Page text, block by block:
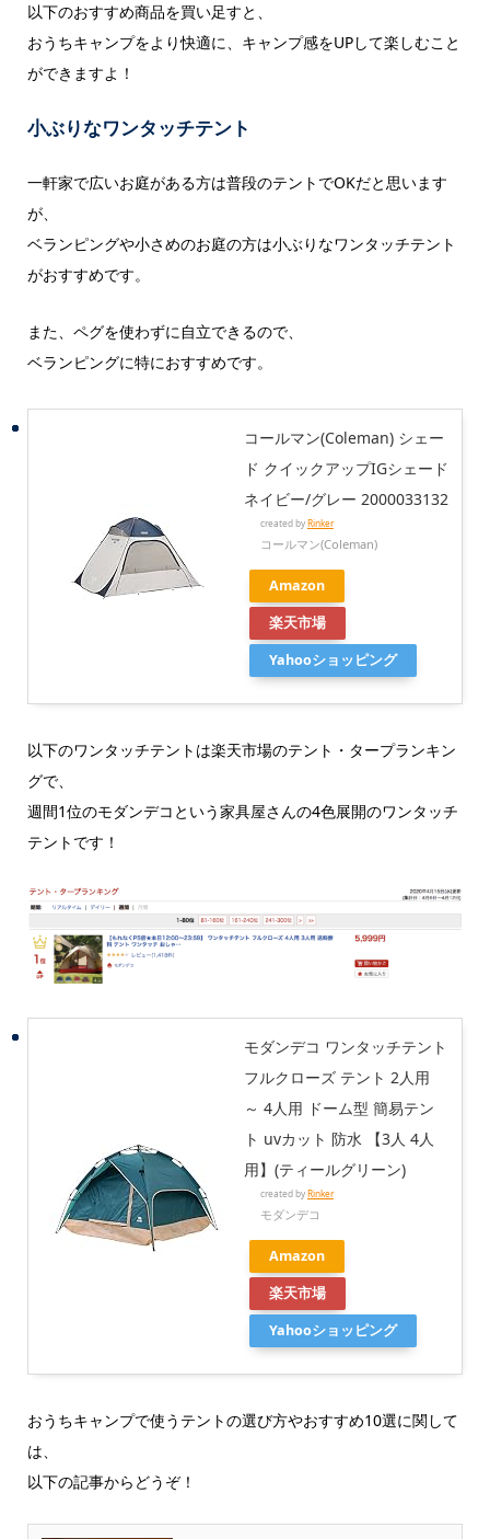
以下のおすすめ商品を買い足すと、
おうちキャンプをより快適に、キャンプ感をUPして楽しむこと
ができますよ！
小ぶりなワンタッチテント
一軒家で広いお庭がある方は普段のテントでOKだと思います
が、
ベランピングや小さめのお庭の方は小ぶりなワンタッチテント
がおすすめです。
また、ペグを使わずに自立できるので、
ベランピングに特におすすめです。
コールマン(Coleman) シェー
ド クイックアップIGシェード
ネイビー/グレー 2000033132
created byRinker
コールマン(Coleman)
Amazon
楽天市場
Yahooショッピング
以下のワンタッチテントは楽天市場のテント・タープランキン
グで、
週間1位のモダンデコという家具屋さんの4色展開のワンタッチ
テントです！
モダンデコ ワンタッチテント
フルクローズ テント 2人用
～ 4人用 ドーム型 簡易テン
ト uvカット 防水 【3人 4人
用】(ティールグリーン)
created byRinker
モダンデコ
Amazon
楽天市場
Yahooショッピング
おうちキャンプで使うテントの選び方やおすすめ10選に関して
は、
以下の記事からどうぞ！